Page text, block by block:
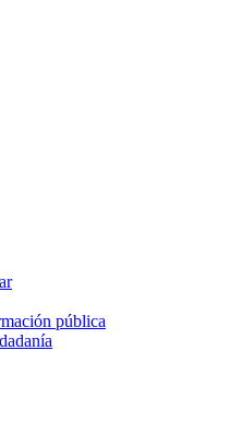
pública